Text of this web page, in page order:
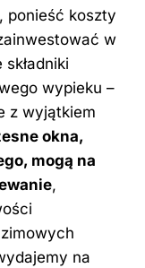
ponieść koszty
w
wypieku –
z wyjątkiem
okna,
mogą na
,
na